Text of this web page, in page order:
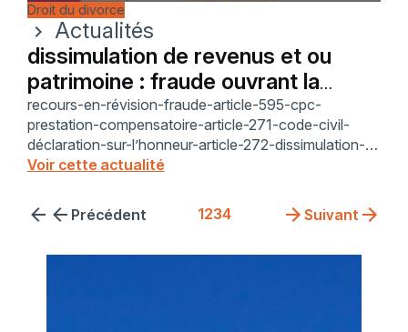
Droit du divorce
chevron_right
Actualités
dissimulation de revenus et ou
patrimoine : fraude ouvrant la
révision
recours-en-révision-fraude-article-595-cpc-
prestation-compensatoire-article-271-code-civil-
déclaration-sur-l’honneur-article-272-dissimulation-
revenus-patrimoine-jurisprudence-cour-de-
de-preuve-délai-de-révisi
Voir cette actualité
Précédent 1234 Suivant